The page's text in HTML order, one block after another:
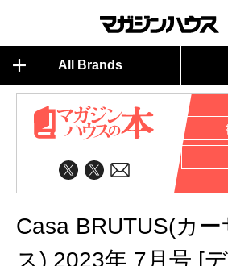
All Brands
Casa BRUTUS(カー
ス) 2023年 7月号 [